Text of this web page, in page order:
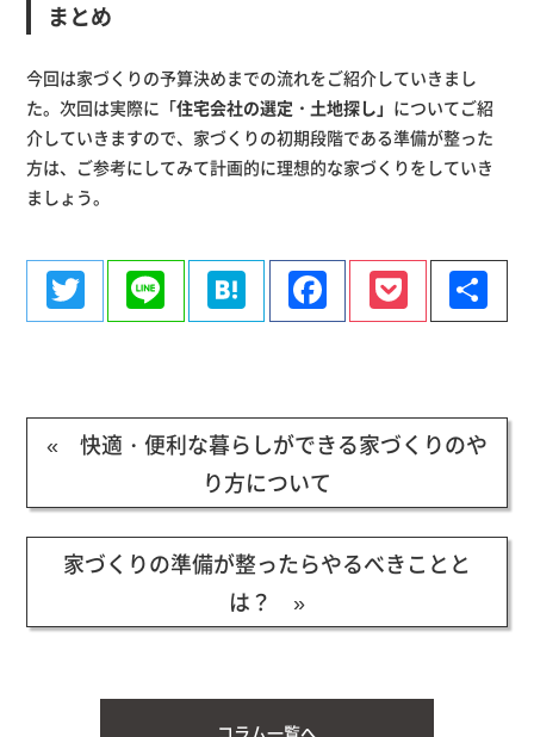
まとめ
今回は家づくりの予算決めまでの流れをご紹介していきまし
た。次回は実際に「住宅会社の選定・土地探し」 についてご紹
介していきますので、家づくりの初期段階である準備が整った
方は、ご参考にしてみて計画的に理想的な家づくりをしていき
ましょう。
TwitterLine HatenaFacebook
Pocket
有
« 快適・便利な暮らしができる家づくりのや
り方について
家づくりの準備が整ったらやるべきことと
は？ »